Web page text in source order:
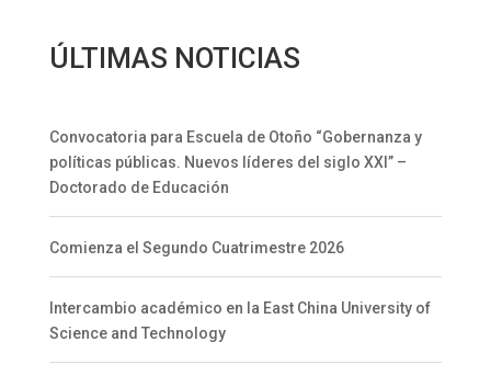
ÚLTIMAS NOTICIAS
Convocatoria para Escuela de Otoño “Gobernanza y
políticas públicas. Nuevos líderes del siglo XXI” –
Doctorado de Educación
Comienza el Segundo Cuatrimestre 2026
Intercambio académico en la East China University of
Science and Technology